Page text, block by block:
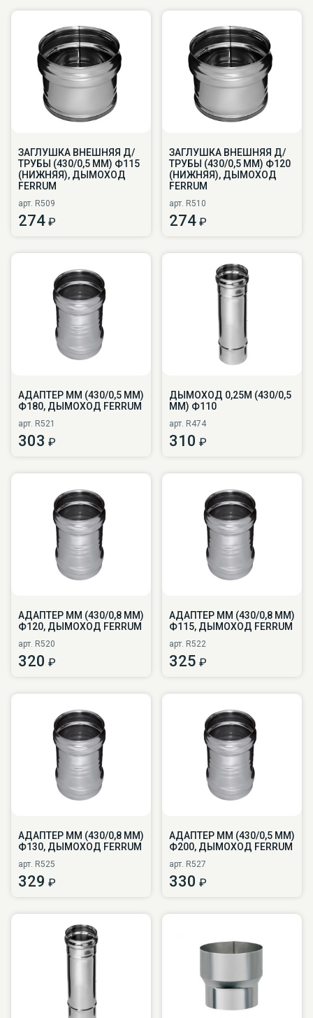
ЗАГЛУШКА ВНЕШНЯЯ Д/
ТРУБЫ (430/0,5 ММ) Ф115
(НИЖНЯЯ), ДЫМОХОД
FERRUM
арт. R509
274 ₽
ЗАГЛУШКА ВНЕШНЯЯ Д/
ТРУБЫ (430/0,5 ММ) Ф120
(НИЖНЯЯ), ДЫМОХОД
FERRUM
арт. R510
274 ₽
АДАПТЕР ММ (430/0,5 ММ)
Ф180, ДЫМОХОД FERRUM
арт. R521
303 ₽
ДЫМОХОД 0,25М (430/0,5
ММ) Ф110
арт. R474
310 ₽
АДАПТЕР ММ (430/0,8 ММ)
Ф120, ДЫМОХОД FERRUM
арт. R520
320 ₽
АДАПТЕР ММ (430/0,8 ММ)
Ф115, ДЫМОХОД FERRUM
арт. R522
325 ₽
АДАПТЕР ММ (430/0,8 ММ)
Ф130, ДЫМОХОД FERRUM
арт. R525
329 ₽
АДАПТЕР ММ (430/0,5 ММ)
Ф200, ДЫМОХОД FERRUM
арт. R527
330 ₽